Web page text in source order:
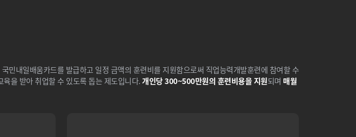
민내일배움카드를 발급하고 일정 금액의 훈련비를 지원함으로써 직업능력개발훈련에 참여할 수
을 받아 취업할 수 있도록 돕는 제도입니다.개인당 300~500만원의 훈련비용을 지원되며 매월